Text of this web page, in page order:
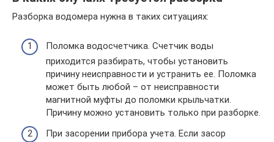
Разборка водомера нужна в таких ситуациях:
Поломка водосчетчика. Счетчик воды
приходится разбирать, чтобы установить
причину неисправности и устранить ее. Поломка
может быть любой – от неисправности
магнитной муфты до поломки крыльчатки.
Причину можно установить только при разборке.
При засорении прибора учета. Если засор